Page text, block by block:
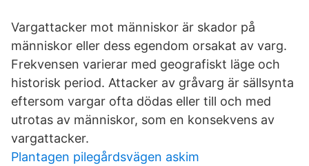
Vargattacker mot människor är skador på
människor eller dess egendom orsakat av varg.
Frekvensen varierar med geografiskt läge och
historisk period. Attacker av gråvarg är sällsynta
eftersom vargar ofta dödas eller till och med
utrotas av människor, som en konsekvens av
vargattacker.
Plantagen pilegårdsvägen askim